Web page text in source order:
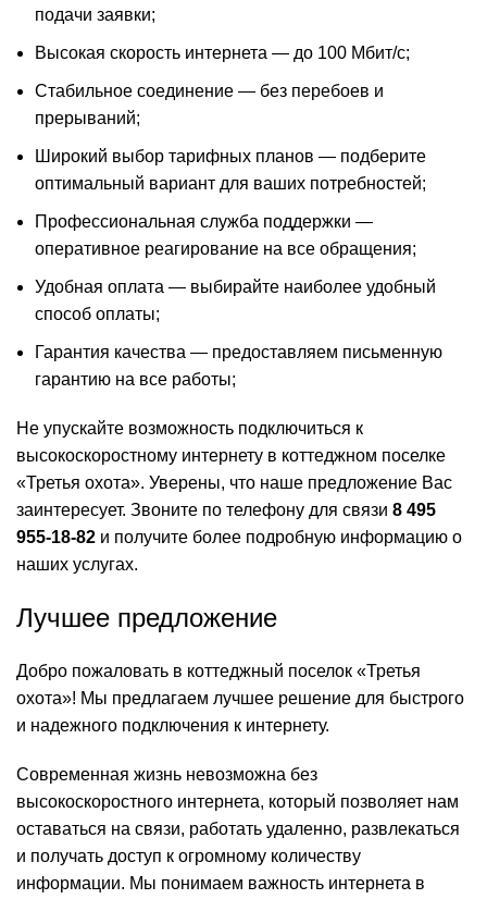
подачи заявки;
Высокая скорость интернета — до 100 Мбит/с;
Стабильное соединение — без перебоев и
прерываний;
Широкий выбор тарифных планов — подберите
оптимальный вариант для ваших потребностей;
Профессиональная служба поддержки —
оперативное реагирование на все обращения;
Удобная оплата — выбирайте наиболее удобный
способ оплаты;
Гарантия качества — предоставляем письменную
гарантию на все работы;
Не упускайте возможность подключиться к
высокоскоростному интернету в коттеджном поселке
«Третья охота». Уверены, что наше предложение Вас
заинтересует. Звоните по телефону для связи 8 495
955-18-82 и получите более подробную информацию о
наших услугах.
Лучшее предложение
Добро пожаловать в коттеджный поселок «Третья
охота»! Мы предлагаем лучшее решение для быстрого
и надежного подключения к интернету.
Современная жизнь невозможна без
высокоскоростного интернета, который позволяет нам
оставаться на связи, работать удаленно, развлекаться
и получать доступ к огромному количеству
информации. Мы понимаем важность интернета в